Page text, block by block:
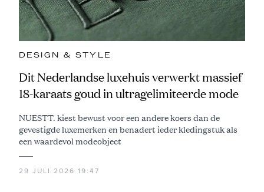
DESIGN & STYLE
Dit Nederlandse luxehuis verwerkt massief
18-karaats goud in ultragelimiteerde mode
NUESTT. kiest bewust voor een andere koers dan de
gevestigde luxemerken en benadert ieder kledingstuk als
een waardevol modeobject
29 JULI 2026 19:47